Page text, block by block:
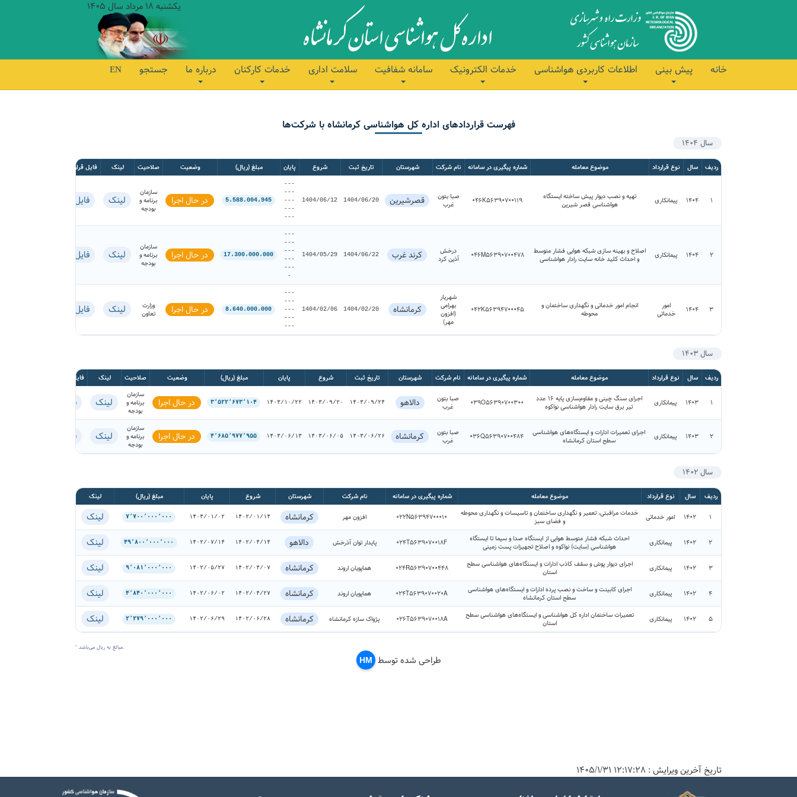
یکشنبه 18 مرداد سال 1405
خانه پیش بینی اطلاعات کاربردی هواشناسی خدمات الکترونیک سامانه شفافیت سلامت اداری خدمات کارکنان درباره ما جستجو EN
فهرست قراردادهای اداره کل هواشناسی کرمانشاه با شرکت‌ها
سال 1404
ردیف سال نوع قرارداد موضوع معامله شماره پیگیری در سامانه نام شرکت شهرستان تاریخ ثبت شروع پایان مبلغ (ریال) وضعیت صلاحیت لینک فایل قرارداد
۱ 1404 پیمانکاری
تهیه و نصب دیوار پیش ساخته ایستگاه
هواشناسی قصر شیرین
046K56390700119
صبا بتون
غرب
قصرشیرین 1404/06/20
1404/06/12
---
---
---
---
---
5،588،004،945 در حال اجرا
سازمان
برنامه و
بودجه
لینک فایل
۲ 1404 پیمانکاری
اصلاح و بهینه سازی شبکه هوایی فشار متوسط
و احداث کلید خانه سایت رادار هواشناسی
046M56390700478
درخش
آذین کرد
کرند غرب 1404/06/22
1404/05/29
---
---
---
---
---
-
17،300،000،000 در حال اجرا
سازمان
برنامه و
بودجه
لینک فایل
3
1404
امور
خدماتی
انجام امور خدماتی و نگهداری ساختمان و
محوطه
042K56394700045
شهریار
بهرامی
(افزون
مهر)
کرمانشاه 1404/02/20
1404/02/06
---
---
---
---
---
8،640،000،000 در حال اجرا
وزارت
تعاون
لینک فایل
سال ۱۴۰۳
ردیف سال نوع قرارداد موضوع معامله شماره پیگیری در سامانه نام شرکت شهرستان تاریخ ثبت شروع پایان مبلغ (ریال) وضعیت صلاحیت لینک فایل قرارداد
۱ ۱۴۰۳ پیمانکاری
اجرای سنگ چینی و مقاوم‌سازی پایه ۱۶ عدد
تیر برق سایت رادار هواشناسی نواکوه
039O56390700300
صبا بتون
غرب
دالاهو ۱۴۰۳/۰۹/۲۴ ۱۴۰۳/۰۹/۲۰ ۱۴۰۳/۱۰/۲۲ ۳٬۵۲۲٬۶۷۳٬۱۰۴ در حال اجرا
سازمان
برنامه و
بودجه
لینک فایل
۲ ۱۴۰۳ پیمانکاری
اجرای تعمیرات ادارات و ایستگاه‌های هواشناسی
سطح استان کرمانشاه
036Q56390700484
صبا بتون
غرب
کرمانشاه ۱۴۰۳/۰۶/۲۶ ۱۴۰۳/۰۶/۰۵ ۱۴۰۳/۰۶/۱۳ ۴٬۶۸۵٬۹۷۷٬۹۵۵ در حال اجرا
سازمان
برنامه و
بودجه
لینک فایل
سال ۱۴۰۲
ردیف سال نوع قرارداد موضوع معامله شماره پیگیری در سامانه نام شرکت شهرستان شروع پایان مبلغ (ریال) لینک
۱ ۱۴۰۲ امور خدماتی
خدمات مراقبتی، تعمیر و نگهداری ساختمان و تاسیسات و نگهداری محوطه
و فضای سبز
022N56394700010 افزون مهر کرمانشاه ۱۴۰۲/۰۱/۱۴ ۱۴۰۳/۰۱/۰۲ ۷٬۷۰۰٬۰۰۰٬۰۰۰ لینک
۲ ۱۴۰۲ پیمانکاری
احداث شبکه فشار متوسط هوایی از ایستگاه صدا و سیما تا ایستگاه
هواشناسی (سایت) نواکوه و اصلاح تجهیزات پست زمینی
024T5639070018F پایدار توان آذرخش دالاهو ۱۴۰۲/۰۴/۱۴ ۱۴۰۲/۰۷/۱۴ ۴۹٬۸۰۰٬۰۰۰٬۰۰۰ لینک
۳ ۱۴۰۲ پیمانکاری
اجرای دیوار پوش و سقف کاذب ادارات و ایستگاه‌های هواشناسی سطح
استان
024R56390700448 هماپویان اروند کرمانشاه ۱۴۰۲/۰۴/۰۷ ۱۴۰۲/۰۵/۲۷ ۹٬۰۸۱٬۰۰۰٬۰۰۰ لینک
۴ ۱۴۰۲ پیمانکاری
اجرای کابینت و ساخت و نصب پرده ادارات و ایستگاه‌های هواشناسی
سطح استان کرمانشاه
024T5639070020A هماپویان اروند کرمانشاه ۱۴۰۲/۰۴/۲۷ ۱۴۰۲/۰۶/۰۲ ۴٬۸۴۰٬۰۰۰٬۰۰۰ لینک
۵ ۱۴۰۲ پیمانکاری
تعمیرات ساختمان اداره کل هواشناسی و ایستگاه‌های هواشناسی سطح
استان
026T5639070018A پژواک سازه کرمانشاه کرمانشاه ۱۴۰۲/۰۶/۲۸ ۱۴۰۲/۰۶/۲۹ ۲٬۲۷۹٬۰۰۰٬۰۰۰ لینک
* مبالغ به ریال می‌باشد.
طراحی شده توسط HM
تاریخ آخرین ویرایش : ۱۲:۱۷:۲۸ ۱۴۰۵/۱/۳۱